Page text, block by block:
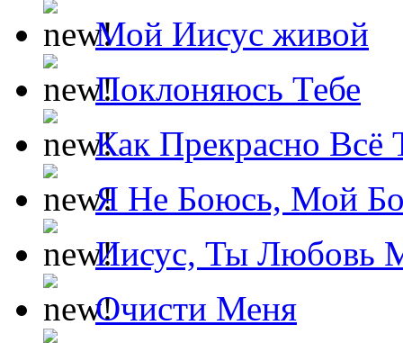
Мой Иисус живой
Поклоняюсь Тебе
Как Прекрасно Всё
Я Не Боюсь, Мой
Иисус, Ты Любовь
Очисти Меня